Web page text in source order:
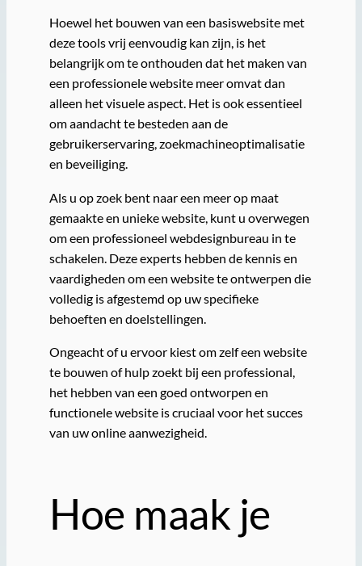
Hoewel het bouwen van een basiswebsite met
deze tools vrij eenvoudig kan zijn, is het
belangrijk om te onthouden dat het maken van
een professionele website meer omvat dan
alleen het visuele aspect. Het is ook essentieel
om aandacht te besteden aan de
gebruikerservaring, zoekmachineoptimalisatie
en beveiliging.
Als u op zoek bent naar een meer op maat
gemaakte en unieke website, kunt u overwegen
om een professioneel webdesignbureau in te
schakelen. Deze experts hebben de kennis en
vaardigheden om een website te ontwerpen die
volledig is afgestemd op uw specifieke
behoeften en doelstellingen.
Ongeacht of u ervoor kiest om zelf een website
te bouwen of hulp zoekt bij een professional,
het hebben van een goed ontworpen en
functionele website is cruciaal voor het succes
van uw online aanwezigheid.
Hoe maak je